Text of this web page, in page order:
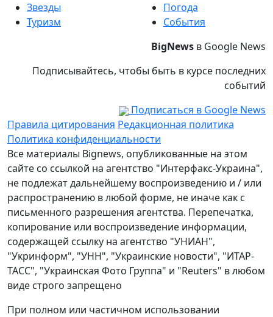
Звезды
Туризм
Погода
События
BigNews в Google News
Подписывайтесь, чтобы быть в курсе последних
событий
Подписаться в Google News
Правила цитирования Редакционная политика
Политика конфиденциальности
Все материалы Bignews, опубликованные на этом
сайте со ссылкой на агентство "Интерфакс-Украина",
не подлежат дальнейшему воспроизведению и / или
распространению в любой форме, не иначе как с
письменного разрешения агентства. Перепечатка,
копирование или воспроизведение информации,
содержащей ссылку на агентство "УНИАН",
"Укринформ", "УНН", "Украинские новости", "ИТАР-
ТАСС", "Украинская Фото Группа" и "Reuters" в любом
виде строго запрещено
При полном или частичном использовании